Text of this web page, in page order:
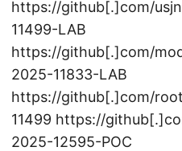
https://github[.]com/
11499-LAB
https://github[.]com/
2025-11833-LAB
https://github[.]com/
11499 https://
2025-12595-POC